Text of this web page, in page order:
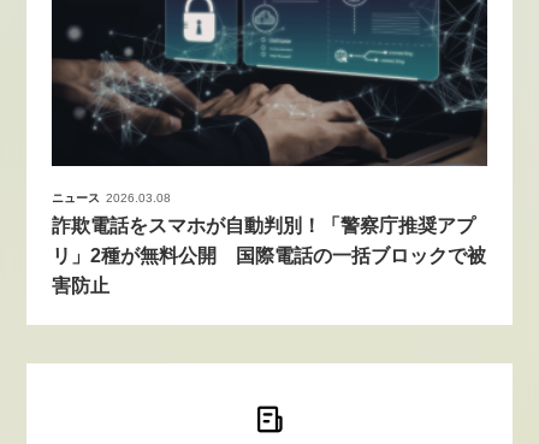
ニュース 2026.03.08
詐欺電話をスマホが自動判別！「警察庁推奨アプ
リ」2種が無料公開 国際電話の一括ブロックで被
害防止